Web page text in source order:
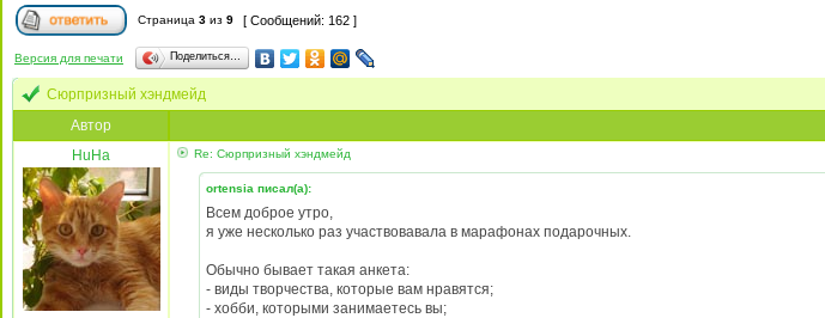
Страница 3 из 9 [ Сообщений: 162 ]
Версия для печати Поделиться…
Сюрпризный хэндмейд
Автор
HuHa
Re: Сюрпризный хэндмейд
ortensia писал(а):
Всем доброе утро,
я уже несколько раз участвовавала в марафонах подарочных.
Обычно бывает такая анкета:
- виды творчества, которые вам нравятся;
- хобби, которыми занимаетесь вы;